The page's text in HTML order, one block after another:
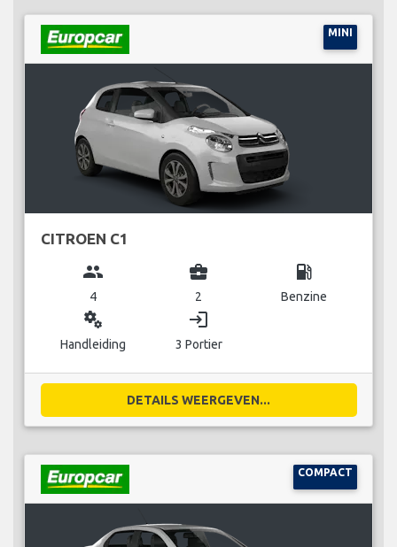
MINI
CITROEN C1
group
4
business_center
2
local_gas_station
Benzine
miscellaneous_services
Handleiding
login
3 Portier
DETAILS WEERGEVEN...
COMPACT